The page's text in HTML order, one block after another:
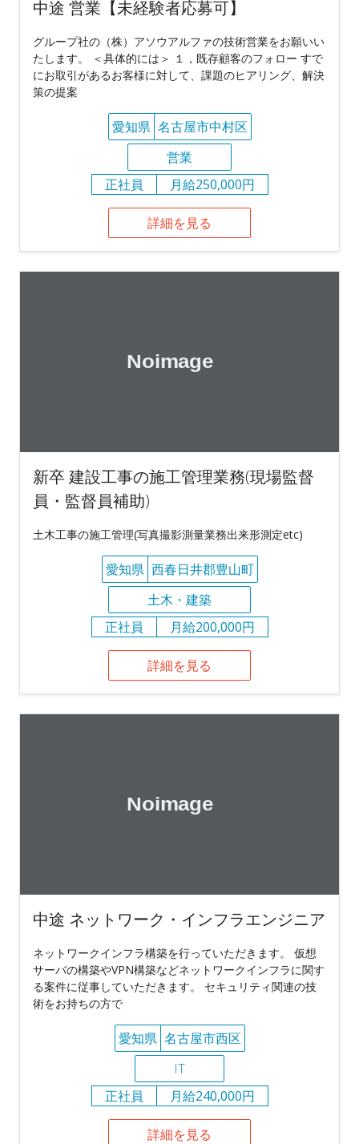
中途 営業【未経験者応募可】
グループ社の（株）アソウアルファの技術営業をお願いい
たします。 ＜具体的には＞ １，既存顧客のフォロー すで
にお取引があるお客様に対して、課題のヒアリング、解決
策の提案
愛知県 名古屋市中村区
営業
正社員
月給250,000円
詳細を見る
新卒 建設工事の施工管理業務(現場監督
員・監督員補助)
土木工事の施工管理(写真撮影測量業務出来形測定etc)
愛知県 西春日井郡豊山町
土木・建築
正社員
月給200,000円
詳細を見る
中途 ネットワーク・インフラエンジニア
ネットワークインフラ構築を行っていただきます。 仮想
サーバの構築やVPN構築などネットワークインフラに関す
る案件に従事していただきます。 セキュリティ関連の技
術をお持ちの方で
愛知県 名古屋市西区
IT
正社員
月給240,000円
詳細を見る